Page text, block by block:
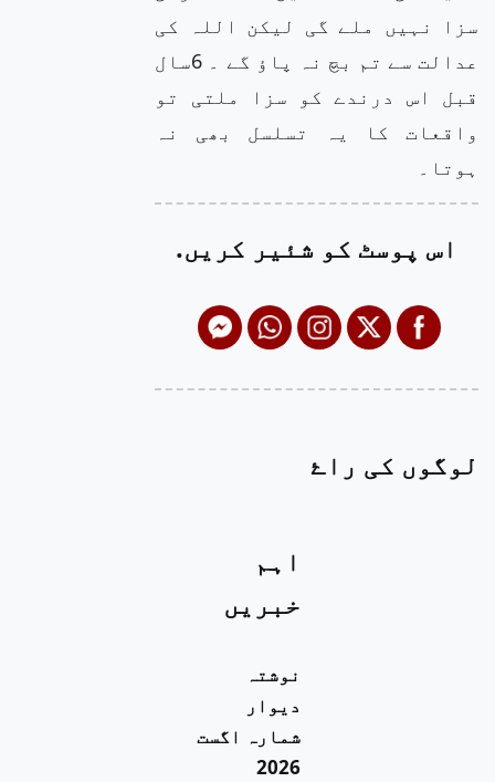
سزا نہیں ملے گی لیکن اللہ کی
عدالت سے تم بچ نہ پاؤ گے ۔ 6سال
قبل اس درندے کو سزا ملتی تو
واقعات کا یہ تسلسل بھی نہ
ہوتا۔
اس پوسٹ کو شئیر کریں.
لوگوں کی راۓ
اہم
خبریں
نوشتہ
دیوار
شمارہ اگست
2026